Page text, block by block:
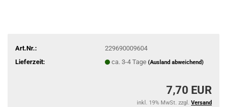
Art.Nr.:
229690009604
Lieferzeit:
ca. 3-4 Tage (Ausland abweichend)
7,70 EUR
inkl. 19% MwSt. zzgl. Versand